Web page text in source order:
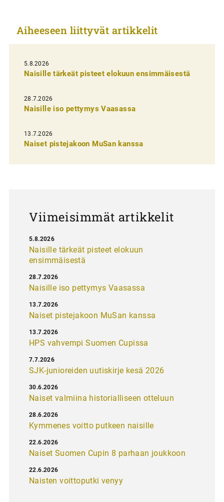
k
e
l
i
e
n
e
Aiheeseen liittyvät artikkelit
5.8.2026
Naisille tärkeät pisteet elokuun ensimmäisestä
28.7.2026
Naisille iso pettymys Vaasassa
13.7.2026
Naiset pistejakoon MuSan kanssa
Viimeisimmät artikkelit
Naisille tärkeät pisteet elokuun
ensimmäisestä
5.8.2026
Naisille iso pettymys Vaasassa
28.7.2026
Naiset pistejakoon MuSan kanssa
13.7.2026
HPS vahvempi Suomen Cupissa
13.7.2026
SJK-junioreiden uutiskirje kesä 2026
7.7.2026
Naiset valmiina historialliseen otteluun
30.6.2026
Kymmenes voitto putkeen naisille
28.6.2026
Naiset Suomen Cupin 8 parhaan joukkoon
22.6.2026
Naisten voittoputki venyy
22.6.2026